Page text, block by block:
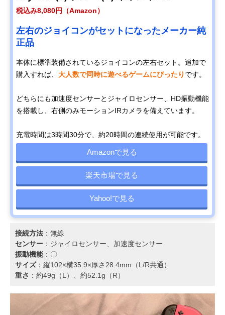
税込み8,080円（Amazon）
左右のジョイコンがセットになったメーカー純
正品
本体に標準装備されているジョイコンの左右セット。追加で
購入すれば、 大人数で同時に遊べるゲームにぴったり です。
どちらにも加速度センサーとジャイロセンサー、HD振動機能
を搭載し、右側のみモーションIRカメラを備えています。
充電時間は3時間30分で、約20時間の連続使用が可能です。
Amazonで見る
楽天市場で見る
Yahoo!で見る
接続方法 ：無線
センサー ：ジャイロセンサー、加速度センサー
振動機能：〇
サイズ：縦102×横35.9×厚さ28.4mm（L/R共通）
重さ ：約49g（L）、約52.1g（R）